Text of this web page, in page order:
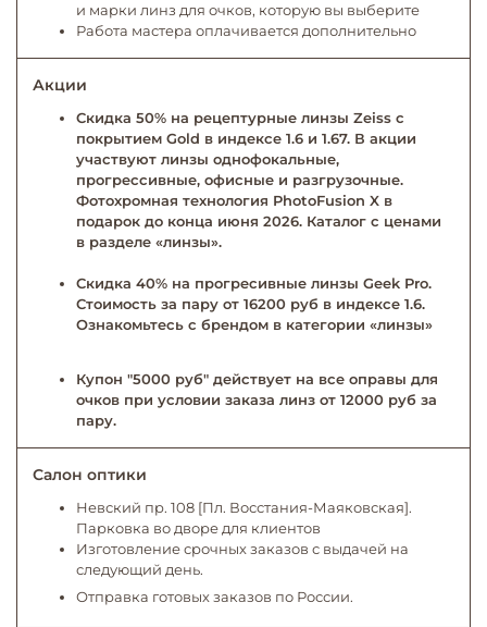
и марки линз для очков, которую вы выберите
Работа мастера оплачивается дополнительно
Акции
Скидка 50% на рецептурные линзы Zeiss с
покрытием Gold в индексе 1.6 и 1.67. В акции
участвуют линзы однофокальные,
прогрессивные, офисные и разгрузочные.
Фотохромная технология PhotoFusion X в
подарок до конца июня 2026. Каталог с ценами
в разделе «линзы».
Скидка 40% на прогресивные линзы Geek Pro.
Стоимость за пару от 16200 руб в индексе 1.6.
Ознакомьтесь с брендом в категории «линзы»
Купон "5000 руб" действует на все оправы для
очков при условии заказа линз от 12000 руб за
пару.
Салон оптики
Невский пр. 108 [Пл. Восстания-Маяковская].
Парковка во дворе для клиентов
Изготовление срочных заказов с выдачей на
следующий день.
Отправка готовых заказов по России.